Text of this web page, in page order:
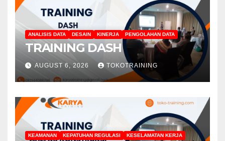
ANALISIS DATA DESAIN KINERJA PENGOLAHAN DATA
TRAINING DASH
AUGUST 6, 2026 TOKOTRAINING
KEAMANAN KEPATUHAN REGULASI KESELAMATAN KERJA